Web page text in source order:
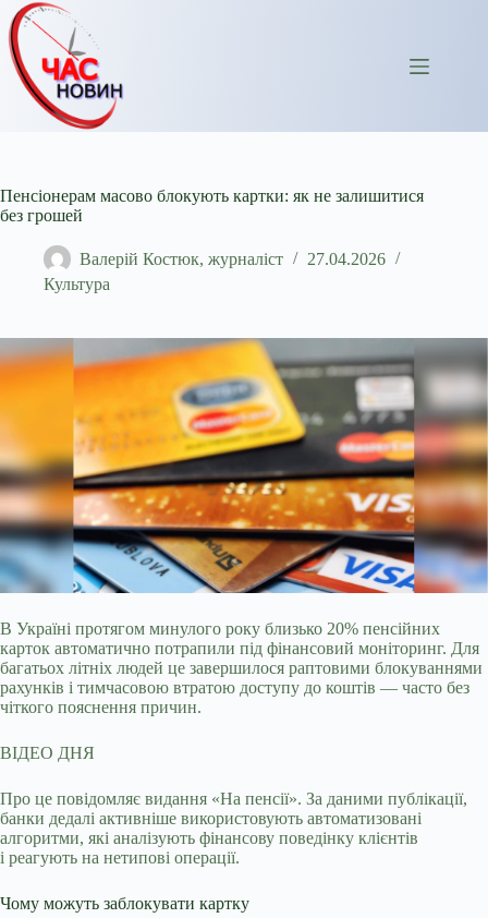
Перейти
до
вмісту
Пенсіонерам масово блокують картки: як не залишитися
без грошей
Валерій Костюк, журналіст
27.04.2026
Культура
В Україні протягом минулого року близько 20% пенсійних
карток автоматично потрапили під фінансовий моніторинг. Для
багатьох літніх людей це завершилося раптовими блокуваннями
рахунків і тимчасовою втратою доступу до коштів — часто без
чіткого пояснення причин.
ВІДЕО ДНЯ
Про це повідомляє видання «На пенсії». За даними публікації,
банки дедалі активніше використовують автоматизовані
алгоритми, які аналізують фінансову поведінку клієнтів
і реагують на нетипові операції.
Чому можуть заблокувати картку